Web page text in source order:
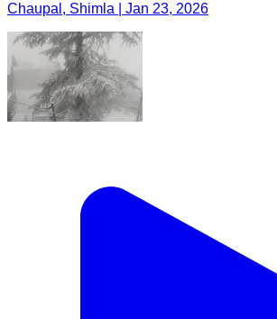
Chaupal, Shimla | Jan 23, 2026